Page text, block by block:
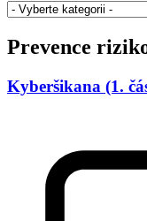
Prevence
Kyberšikana (1.